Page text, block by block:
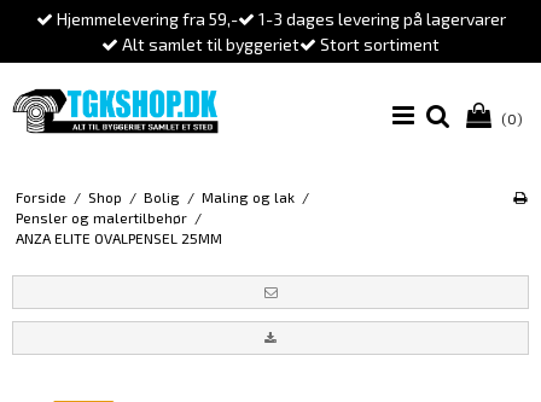
Hjemmelevering fra 59,-
1-3 dages levering på lagervarer
Alt samlet til byggeriet
Stort sortiment
(0)
Forside / Shop / Bolig / Maling og lak /
Pensler og malertilbehør /
ANZA ELITE OVALPENSEL 25MM